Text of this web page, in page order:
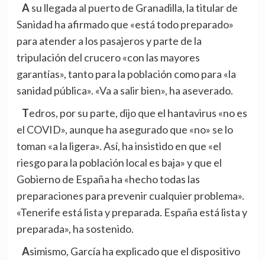
A su llegada al puerto de Granadilla, la titular de
Sanidad ha afirmado que «está todo preparado»
para atender a los pasajeros y parte de la
tripulación del crucero «con las mayores
garantías», tanto para la población como para «la
sanidad pública». «Va a salir bien», ha aseverado.
Tedros, por su parte, dijo que el hantavirus «no es
el COVID», aunque ha asegurado que «no» se lo
toman «a la ligera». Así, ha insistido en que «el
riesgo para la población local es baja» y que el
Gobierno de España ha «hecho todas las
preparaciones para prevenir cualquier problema».
«Tenerife está lista y preparada. España está lista y
preparada», ha sostenido.
Asimismo, García ha explicado que el dispositivo